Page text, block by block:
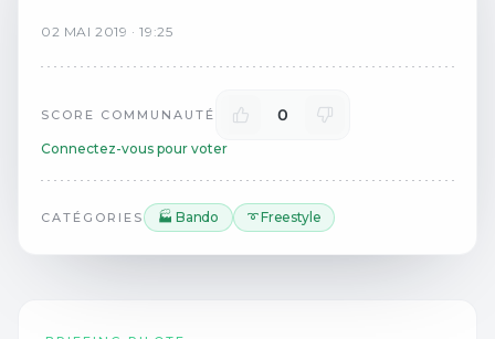
02 MAI 2019 ·19:25
SCORE COMMUNAUTÉ 0
Connectez-vous pour voter
CATÉGORIES 🏭 Bando ➰ Freestyle